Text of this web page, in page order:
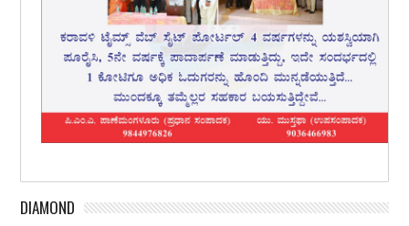
DIAMOND